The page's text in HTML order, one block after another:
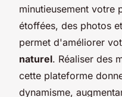
minutieusement votre
étoffées, des photos
permet d'améliorer
naturel. Réaliser des
cette plateforme
dynamisme,